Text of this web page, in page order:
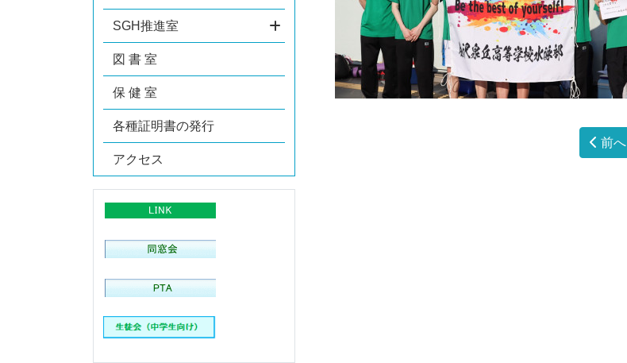
SGH推進室
図 書 室
保 健 室
各種証明書の発行
アクセス
前へ